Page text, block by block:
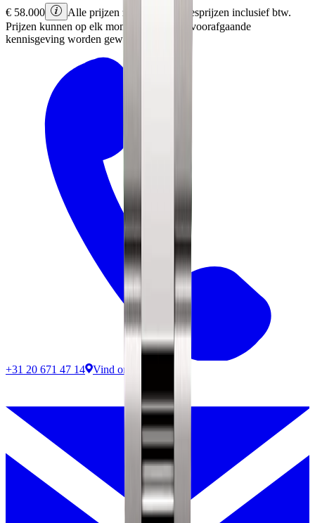
€ 58.000
Alle prijzen zijn Rolex adviesprijzen inclusief btw.
Prijzen kunnen op elk moment en zonder voorafgaande
kennisgeving worden gewijzigd.
+31 20 671 47 14 Vind ons